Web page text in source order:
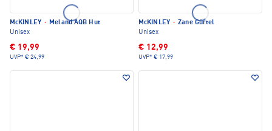
McKINLEY · Meland AQB Hut
Unisex
€ 19,99
UVP* € 24,99
McKINLEY · Zane Gürtel
Unisex
€ 12,99
UVP* € 17,99